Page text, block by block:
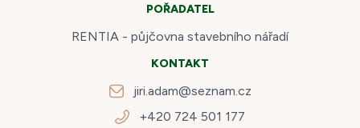
POŘADATEL
RENTIA - půjčovna stavebního nářadí
KONTAKT
jiri.adam@seznam.cz
+420 724 501 177